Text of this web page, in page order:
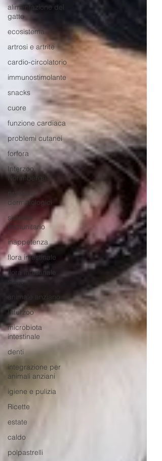
alimentazione del
gatto
ecosistema
artrosi e artrite
cardio-circolatorio
immunostimolante
snacks
cuore
funzione cardiaca
problemi cutanei
forfora
Interzoo
Norimberga
problemi
dermatologici
sistema
immunitario
inappetenza
flora intestinale
flora intestinale
sana
animale anziano
Interzoo
microbiota
intestinale
denti
integrazione per
animali anziani
igiene e pulizia
Ricette
estate
caldo
polpastrelli